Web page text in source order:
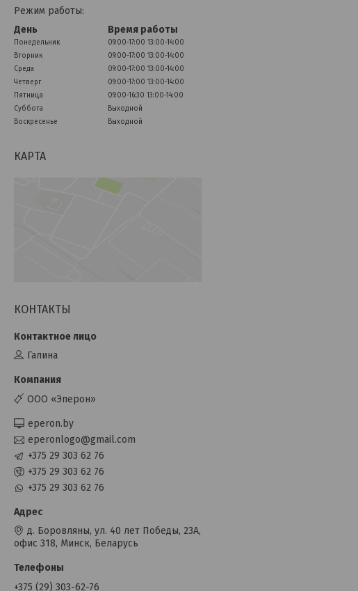
Режим работы:
День
Время работы
Понедельник 09:00-17:00 13:00-14:00
Вторник
09:00-17:00 13:00-14:00
Среда
09:00-17:00 13:00-14:00
Четверг
09:00-17:00 13:00-14:00
Пятница
09:00-16:30 13:00-14:00
Суббота
Выходной
Воскресенье
Выходной
КАРТА
КОНТАКТЫ
Галина
OOO «Эперон»
eperon.by
eperonlogo@gmail.com
+375 29 303 62 76
+375 29 303 62 76
+375 29 303 62 76
д. Боровляны, ул. 40 лет Победы, 23А,
офис 318, Минск, Беларусь
+375 (29) 303-62-76